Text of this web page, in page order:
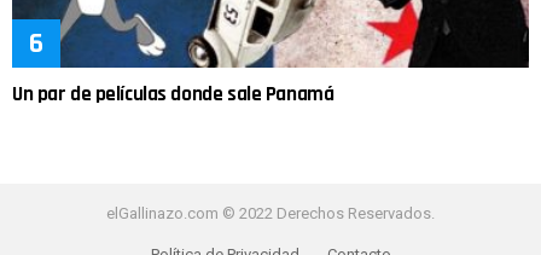
Un par de películas donde sale Panamá
elGallinazo.com © 2022 Derechos Reservados.